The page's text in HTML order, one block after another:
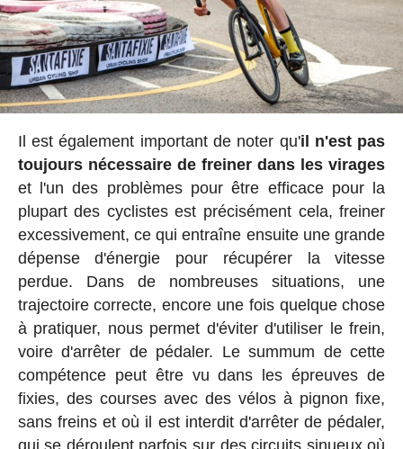
Il est également important de noter qu'il n'est pas
toujours nécessaire de freiner dans les virages
et l'un des problèmes pour être efficace pour la
plupart des cyclistes est précisément cela, freiner
excessivement, ce qui entraîne ensuite une grande
dépense d'énergie pour récupérer la vitesse
perdue. Dans de nombreuses situations, une
trajectoire correcte, encore une fois quelque chose
à pratiquer, nous permet d'éviter d'utiliser le frein,
voire d'arrêter de pédaler. Le summum de cette
compétence peut être vu dans les épreuves de
fixies, des courses avec des vélos à pignon fixe,
sans freins et où il est interdit d'arrêter de pédaler,